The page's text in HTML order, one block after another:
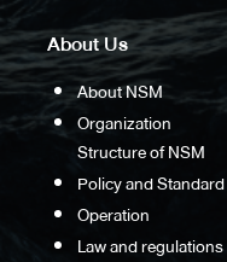
About Us
About NSM
Organization
Structure of NSM
Policy and Standard
Operation
Law and regulations